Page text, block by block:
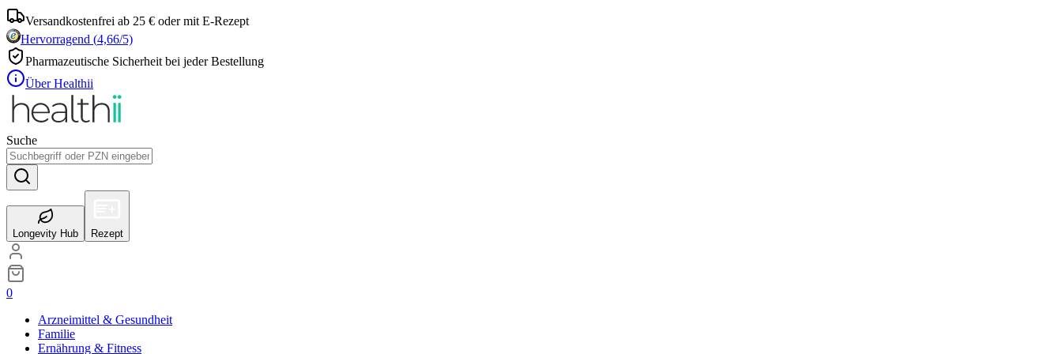
Versandkostenfrei ab 25 € oder mit E-Rezept
Hervorragend (4,66/5)
Pharmazeutische Sicherheit bei jeder Bestellung
Über Healthii
Suche
Longevity Hub Rezept
0
Arzneimittel & Gesundheit
Familie
Ernährung & Fitness